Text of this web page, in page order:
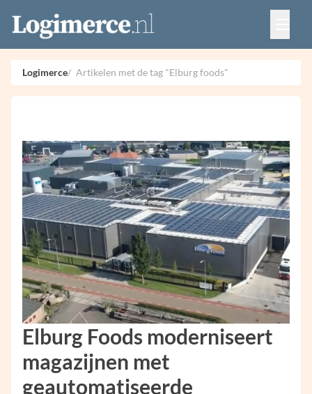
Vacatures
Events
Adverteren
Partners
Logimerce Artikelen met de tag "Elburg foods"
Elburg Foods moderniseert
magazijnen met
geautomatiseerde